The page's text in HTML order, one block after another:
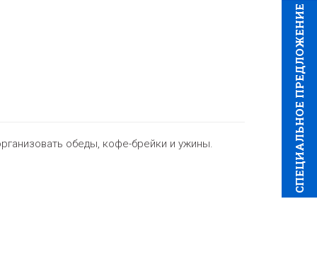
CПЕЦИAЛЬНОЕ ПРЕДЛОЖЕНИЕ
обеды, кофе-брейки и ужины.